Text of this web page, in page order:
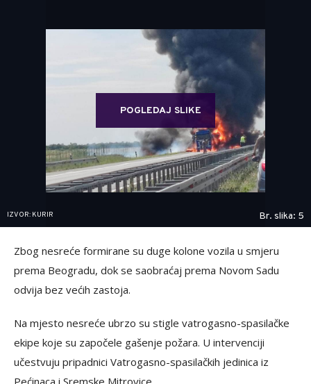
POGLEDAJ SLIKE
IZVOR: KURIR Br. slika: 5
Zbog nesreće formirane su duge kolone vozila u smjeru
prema Beogradu, dok se saobraćaj prema Novom Sadu
odvija bez većih zastoja.
Na mjesto nesreće ubrzo su stigle vatrogasno-spasilačke
ekipe koje su započele gašenje požara. U intervenciji
učestvuju pripadnici Vatrogasno-spasilačkih jedinica iz